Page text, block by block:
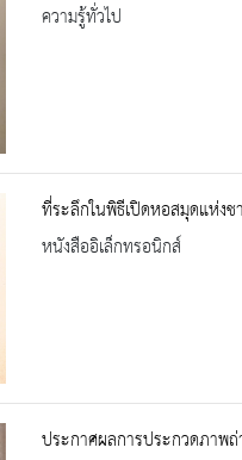
ความรู้ทั่วไป
ที่ระลึกในพิธีเปิดหอสมุดแห่งช
หนังสืออิเล็กทรอนิกส์
ประกาศผลการประกวดภาพ